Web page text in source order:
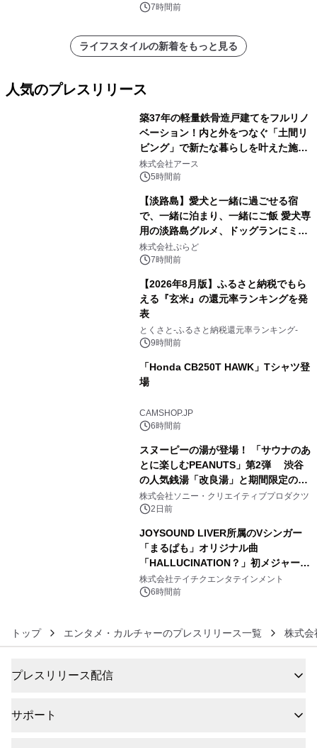
スの2施設で
7時間前
ライフスタイルの新着をもっと見る
人気のプレスリリース
築37年の軽量鉄骨造戸建てをフルリノ
ベーション！内と外をつなぐ「土間リ
ビング」で新たな暮らしを叶えた施工
事例を株式会社アースが公開
株式会社アース
5時間前
【淡路島】愛犬と一緒に過ごせる宿
で、一緒に泊まり、一緒にご飯 愛犬専
用の淡路島グルメ、ドッグランにミニ
プール グランピングとトレーラーハウ
スの2施設で
株式会社ぷらど
7時間前
【2026年8月版】ふるさと納税でもら
える『玄米』の還元率ランキングを発
表
とくさと-ふるさと納税還元率ランキング-
9時間前
「Honda CB250T HAWK」Tシャツ登
場
CAMSHOP.JP
6時間前
スヌーピーの湯が登場！ 「サウナのあ
とに楽しむPEANUTS」第2弾 渋谷
の人気銭湯「改良湯」と期間限定のコ
ラボレーション サウナイキタイコラ
ボグッズも発売決定！
株式会社ソニー・クリエイティブプロダクツ
2日前
JOYSOUND LIVER所属のVシンガー
「まるぱも」オリジナル曲
「HALLUCINATION？」初メジャー配
信リリース決定！
株式会社テイチクエンタテインメント
6時間前
トップ エンタメ・カルチャーのプレスリリース一覧 株式会
プレスリリース配信
サポート